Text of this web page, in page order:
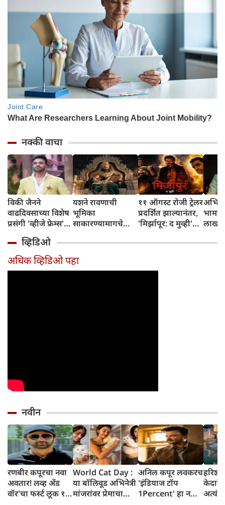
नक्की वाचा
विकी जैनने
वाढदिवसाच्या विशेष
प्रसंगी 'व्हीजे फ्रेम्स'
हाऊसची भव्य
सुरुवात केली
यशने रावणाची
भूमिका
साकारण्यामागचे
११ ऑगस्ट रोजी ट्रेलर
प्रदर्शित झाल्यानंतर,
'मिर्झापूर: द मुव्ही'
प्रमोशन करणार
व्हिडिओ
अधिक व्हिडिओ पहा
नवीन
रणबीर कपूरचा नवा
अवतार! लव्ह अँड
वॉर'चा फर्स्ट लूक १५
World Cat Day :
या बॉलिवूड अभिनेत्री
मांजरांवर प्रेमाचा
अनिल कपूर लवकरच
'इंडियाज टॉप
1Percent' हा नवीन अत्यंत